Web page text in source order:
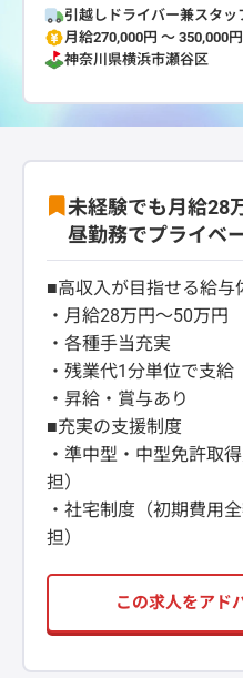
引越しドライバー兼スタッ
月給270,000円 〜 350,000円
神奈川県横浜市瀬谷区
未経験でも月給28
昼勤務でプライベ
■高収入が目指せる給与
・月給28万円〜50万円
・各種手当充実
・残業代1分単位で支給
・昇給・賞与あり
■充実の支援制度
・準中型・中型免許取
担）
・社宅制度（初期費用
担）
この求人をアド